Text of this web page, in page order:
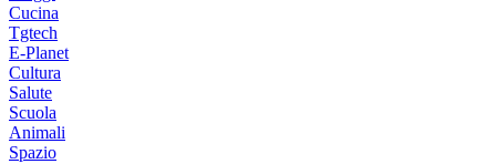
Cucina
Tgtech
E-Planet
Cultura
Salute
Scuola
Animali
Spazio